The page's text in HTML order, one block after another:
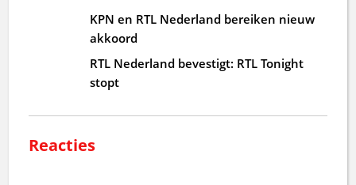
KPN en RTL Nederland bereiken nieuw
akkoord
RTL Nederland bevestigt: RTL Tonight
stopt
Reacties